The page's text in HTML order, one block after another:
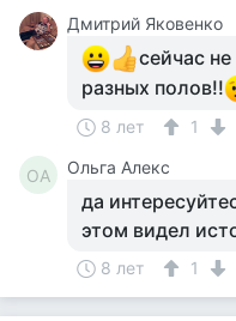
Дмитрий Яковенко
сейчас
разных полов!!
8 лет 1
ОА Ольга Алекс
да
этом видел
8 лет 1